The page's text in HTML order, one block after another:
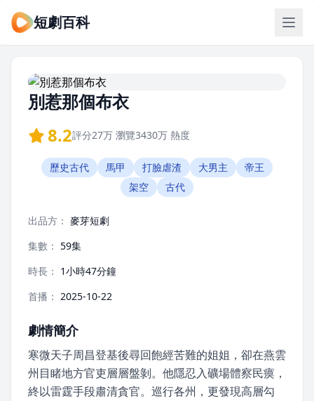
短劇百科
別惹那個布衣
8.2評分27万 瀏覽3430万 熱度
歷史古代 馬甲 打臉虐渣 大男主
帝王
架空
古代
出品方： 麥芽短劇
集數： 59集
時長： 1小時47分鐘
首播： 2025-10-22
劇情簡介
寒微天子周昌登基後尋回飽經苦難的姐姐，卻在燕雲
州目睹地方官吏層層盤剝。他隱忍入礦場體察民瘼，
終以雷霆手段肅清貪官。巡行各州，更發現高層勾